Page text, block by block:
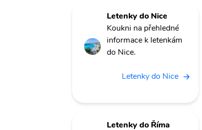
Letenky do Nice
Koukni na přehledné
informace k letenkám
do Nice.
Letenky do Nice
Letenky do Říma